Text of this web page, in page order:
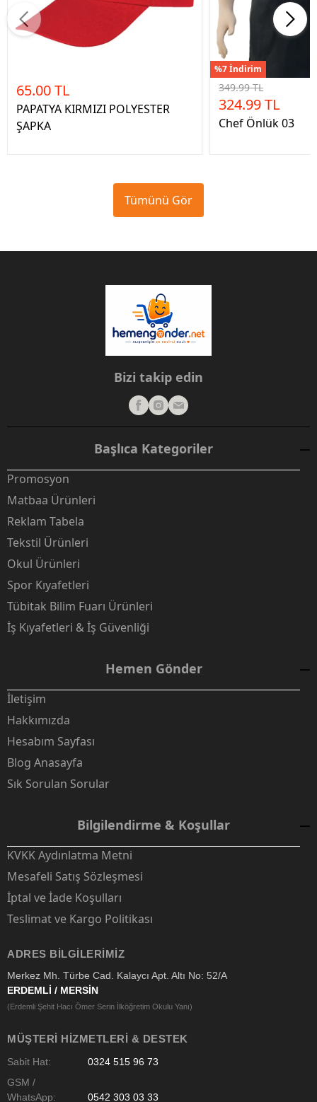
65.00 TL
PAPATYA KIRMIZI POLYESTER
ŞAPKA
%7 İndirim
349.99 TL
324.99 TL
Chef Önlük 03
Tümünü Gör
Bizi takip edin
Başlıca Kategoriler
Promosyon
Matbaa Ürünleri
Reklam Tabela
Tekstil Ürünleri
Okul Ürünleri
Spor Kıyafetleri
Tübitak Bilim Fuarı Ürünleri
İş Kıyafetleri & İş Güvenliği
Hemen Gönder
İletişim
Hakkımızda
Hesabım Sayfası
Blog Anasayfa
Sık Sorulan Sorular
Bilgilendirme & Koşullar
KVKK Aydınlatma Metni
Mesafeli Satış Sözleşmesi
İptal ve İade Koşulları
Teslimat ve Kargo Politikası
ADRES BILGILERIMIZ
Merkez Mh. Türbe Cad. Kalaycı Apt. Altı No: 52/A
ERDEMLİ / MERSİN
(Erdemli Şehit Hacı Ömer Serin İlköğretim Okulu Yanı)
MÜŞTERI HIZMETLERI & DESTEK
Sabit Hat:
0324 515 96 73
GSM /
WhatsApp:
0542 303 03 33